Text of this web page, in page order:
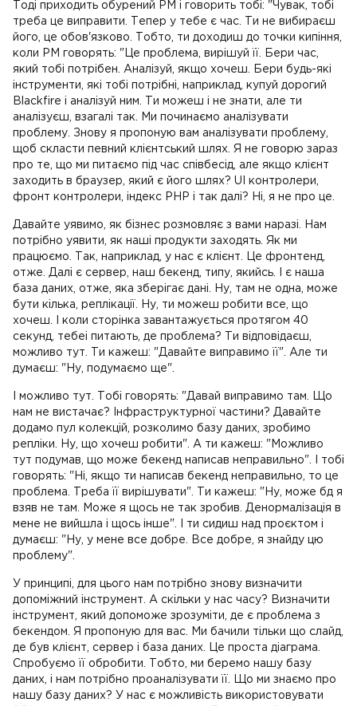
Тоді приходить обурений PM і говорить тобі: "Чувак, тобі
треба це виправити. Тепер у тебе є час. Ти не вибираєш
його, це обов'язково. Тобто, ти доходиш до точки кипіння,
коли PM говорять: "Це проблема, вирішуй її. Бери час,
який тобі потрібен. Аналізуй, якщо хочеш. Бери будь-які
інструменти, які тобі потрібні, наприклад, купуй дорогий
Blackfire і аналізуй ним. Ти можеш і не знати, але ти
аналізуєш, взагалі так. Ми починаємо аналізувати
проблему. Знову я пропоную вам аналізувати проблему,
щоб скласти певний клієнтський шлях. Я не говорю зараз
про те, що ми питаємо під час співбесід, але якщо клієнт
заходить в браузер, який є його шлях? UI контролери,
фронт контролери, індекс PHP і так далі? Ні, я не про це.
Давайте уявимо, як бізнес розмовляє з вами наразі. Нам
потрібно уявити, як наші продукти заходять. Як ми
працюємо. Так, наприклад, у нас є клієнт. Це фронтенд,
отже. Далі є сервер, наш бекенд, типу, якийсь. І є наша
база даних, отже, яка зберігає дані. Ну, там не одна, може
бути кілька, реплікації. Ну, ти можеш робити все, що
хочеш. І коли сторінка завантажується протягом 40
секунд, тебеі питають, де проблема? Ти відповідаєш,
можливо тут. Ти кажеш: "Давайте виправимо її". Але ти
думаєш: "Ну, подумаємо ще".
І можливо тут. Тобі говорять: "Давай виправимо там. Що
нам не вистачає? Інфраструктурної частини? Давайте
додамо пул колекцій, розколимо базу даних, зробимо
репліки. Ну, що хочеш робити". А ти кажеш: "Можливо
тут подумав, що може бекенд написав неправильно". І тобі
говорять: "Ні, якщо ти написав бекенд неправильно, то це
проблема. Треба її вирішувати". Ти кажеш: "Ну, може бд я
взяв не там. Може я щось не так зробив. Денормалізація в
мене не вийшла і щось інше". І ти сидиш над проєктом і
думаєш: "Ну, у мене все добре. Все добре, я знайду цю
проблему".
У принципі, для цього нам потрібно знову визначити
допоміжний інструмент. А скільки у нас часу? Визначити
інструмент, який допоможе зрозуміти, де є проблема з
бекендом. Я пропоную для вас. Ми бачили тільки що слайд,
де був клієнт, сервер і база даних. Це проста діаграма.
Спробуємо її обробити. Тобто, ми беремо нашу базу
даних, і нам потрібно проаналізувати її. Що ми знаємо про
нашу базу даних? У нас є можливість використовувати